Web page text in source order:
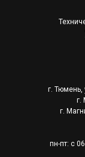
г. Тюмень,
г.
г.
пн-пт: с